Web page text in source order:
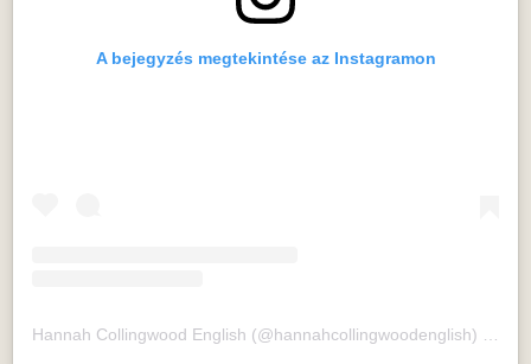
A bejegyzés megtekintése az Instagramon